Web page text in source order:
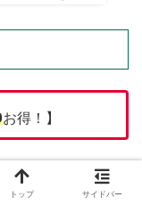
お得！】
象になっていま
タスに応じて楽天
トップ サイドバー